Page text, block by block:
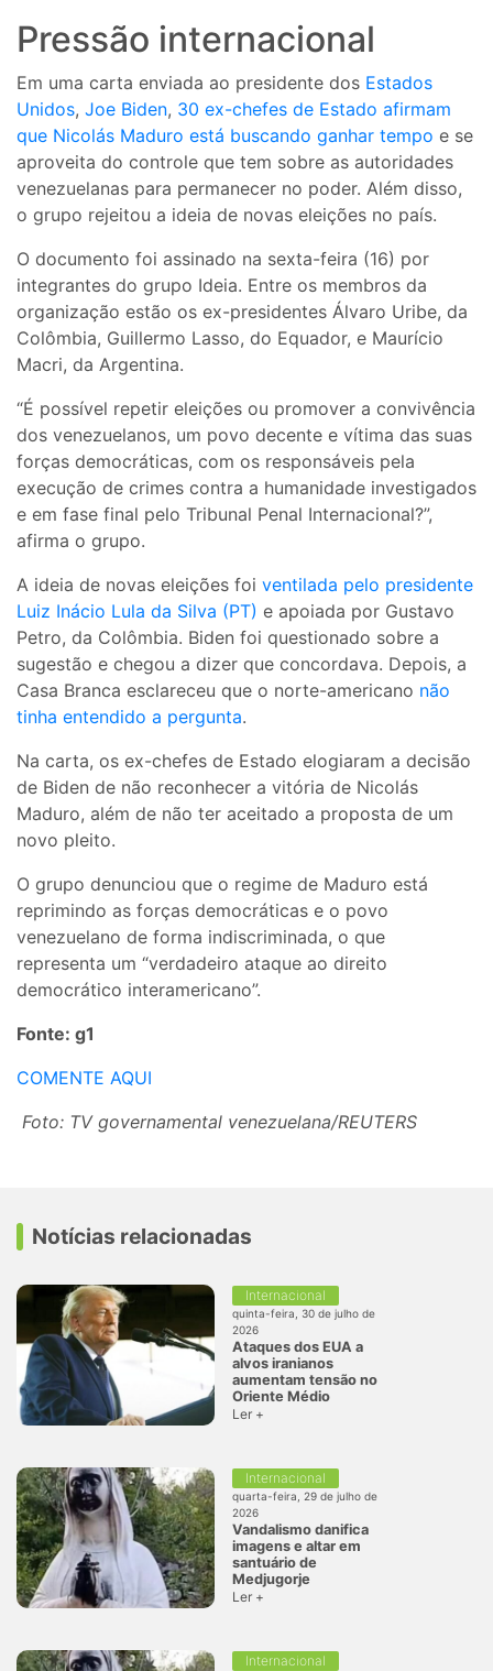
Pressão internacional
Em uma carta enviada ao presidente dos Estados
Unidos, Joe Biden, 30 ex-chefes de Estado afirmam
que Nicolás Maduro está buscando ganhar tempo e se
aproveita do controle que tem sobre as autoridades
venezuelanas para permanecer no poder. Além disso,
o grupo rejeitou a ideia de novas eleições no país.
O documento foi assinado na sexta-feira (16) por
integrantes do grupo Ideia. Entre os membros da
organização estão os ex-presidentes Álvaro Uribe, da
Colômbia, Guillermo Lasso, do Equador, e Maurício
Macri, da Argentina.
“É possível repetir eleições ou promover a convivência
dos venezuelanos, um povo decente e vítima das suas
forças democráticas, com os responsáveis ​​pela
execução de crimes contra a humanidade investigados
e em fase final pelo Tribunal Penal Internacional?”,
afirma o grupo.
A ideia de novas eleições foi ventilada pelo presidente
Luiz Inácio Lula da Silva (PT) e apoiada por Gustavo
Petro, da Colômbia. Biden foi questionado sobre a
sugestão e chegou a dizer que concordava. Depois, a
Casa Branca esclareceu que o norte-americano não
tinha entendido a pergunta.
Na carta, os ex-chefes de Estado elogiaram a decisão
de Biden de não reconhecer a vitória de Nicolás
Maduro, além de não ter aceitado a proposta de um
novo pleito.
O grupo denunciou que o regime de Maduro está
reprimindo as forças democráticas e o povo
venezuelano de forma indiscriminada, o que
representa um “verdadeiro ataque ao direito
democrático interamericano”.
Fonte: g1
COMENTE AQUI
Foto: TV governamental venezuelana/REUTERS
Notícias relacionadas
Internacional
quinta-feira, 30 de julho de
2026
Ataques dos EUA a
alvos iranianos
aumentam tensão no
Oriente Médio
Ler +
Internacional
quarta-feira, 29 de julho de
2026
Vandalismo danifica
imagens e altar em
santuário de
Medjugorje
Ler +
Internacional